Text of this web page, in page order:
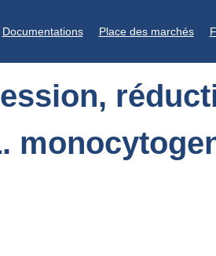
Documentations Place des marchés
ou substitution du nitrite sur le